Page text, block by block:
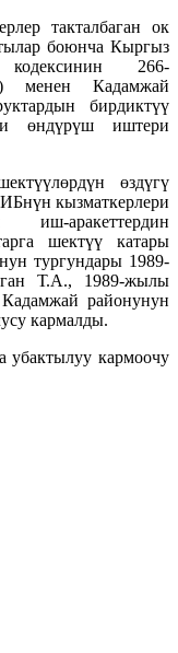
такталбаган ок
боюнча Кыргыз
266-
менен Кадамжай
бирдиктүү
өндүрүш иштери
өздүгү
кызматкерлери
аракеттердин
шектүү катары
тургундары 1989-
Т.А., 1989-жылы
районунун
кармалды.
убактылуу кармоочу